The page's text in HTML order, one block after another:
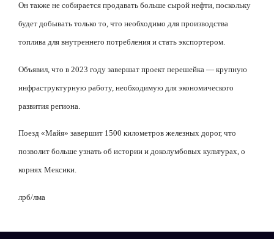
Он также не собирается продавать больше сырой нефти, поскольку
будет добывать только то, что необходимо для производства
топлива для внутреннего потребления и стать экспортером.
Объявил, что в 2023 году завершат проект перешейка — крупную
инфраструктурную работу, необходимую для экономического
развития региона.
Поезд «Майя» завершит 1500 километров железных дорог, что
позволит больше узнать об истории и доколумбовых культурах, о
корнях Мексики.
лрб/лма